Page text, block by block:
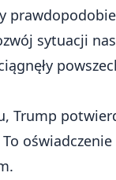
sytuacji
Trump